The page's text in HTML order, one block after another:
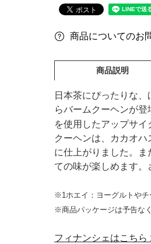
商品についてのお
商品説明
日本茶にぴったりな
らバームクーヘンが登
を使用したアップサ
クーヘンは、カカオ
に仕上がりました。
ての味が楽しめます。
※1ホエイ：ヨーグルトやチ
※商品パッケージは予告な
フィナンシェはこち